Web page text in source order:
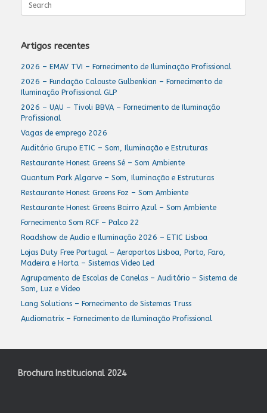
for:
Artigos recentes
2026 – EMAV TVI – Fornecimento de Iluminação Profissional
2026 – Fundação Calouste Gulbenkian – Fornecimento de
Iluminação Profissional GLP
2026 – UAU – Tivoli BBVA – Fornecimento de Iluminação
Profissional
Vagas de emprego 2026
Auditório Grupo ETIC – Som, Iluminação e Estruturas
Restaurante Honest Greens Sé – Som Ambiente
Quantum Park Algarve – Som, Iluminação e Estruturas
Restaurante Honest Greens Foz – Som Ambiente
Restaurante Honest Greens Bairro Azul – Som Ambiente
Fornecimento Som RCF – Palco 22
Roadshow de Audio e Iluminação 2026 – ETIC Lisboa
Lojas Duty Free Portugal – Aeroportos Lisboa, Porto, Faro,
Madeira e Horta – Sistemas Video Led
Agrupamento de Escolas de Canelas – Auditório – Sistema de
Som, Luz e Video
Lang Solutions – Fornecimento de Sistemas Truss
Audiomatrix – Fornecimento de Iluminação Profissional
Brochura Institucional 2024